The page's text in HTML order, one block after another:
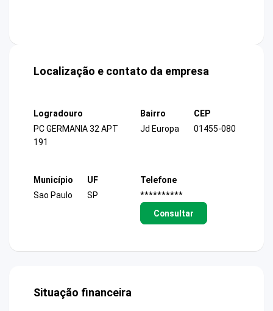
Localização e contato da empresa
Logradouro
PC GERMANIA 32 APT
191
Bairro
Jd Europa
CEP
01455-080
Município
Sao Paulo
UF
SP
Telefone
**********
Consultar
Situação financeira